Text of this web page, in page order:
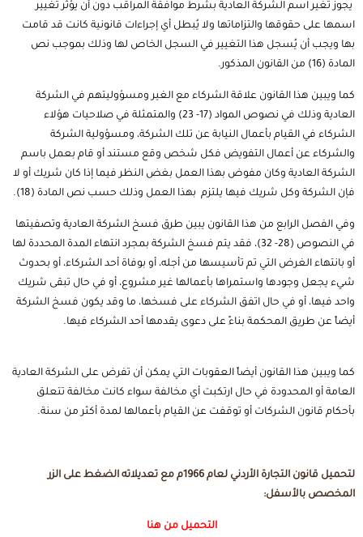
يجوز تغير اسم الشركة العادية بشرط موافقة المراقب دون أن يؤثر تغيير
اسمها على حقوقها والتزاماتها ولا يُبطل أي إجراءات قانونية كانت قد قامت
بها ويجب أن يُسجل هذا التغيير في السجل الخاص لها وذلك بموجب نص
المادة (16) من القانون المذكور.
كما ويبين هذا القانون علاقة الشركاء مع الغير ومسؤوليتهم في الشركة
العادية وذلك في نصوص المواد (17- 23) والمتمثلة في صلاحيات هؤلاء
الشركاء في القيام بأعمال النيابة عن تلك الشركة، ومسؤولية الشركة
والشركاء عن أعمال التفويض فكل شخص وقع مستند أو قام بعمل باسم
الشركة العادية وكان مفوض بهذا العمل بغض النظر فيما إذا كان شريك أو لا
فإن الشركة وكل شريك فيها يلتزم بهذا العمل وذلك حسب نص المادة (18).
وفي الفصل الرابع من هذا القانون يبين طرق فسخ الشركة العادية وتصفيتها
في النصوص (28- 32)، فقد يتم فسخ الشركة بمجرد انتهاء المدة المحددة لها
أو بانتهاء الغرض التي تم تأسيسها من أجله، أو بوفاة أحد الشركاء، أو بحدوث
شيء يجعل وجودها واستمراها بأعمالها غير مشروع، أو في حال تبقى شريك
واحد فيها، أو في حال اتفق الشركاء على فسخها، ما وقد يكون فسخ الشركة
أيضاً عن طريق المحكمة بناءً على دعوى يقدمها أحد الشركاء فيها.
كما ويبين هذا القانون أيضاً العقوبات التي يمكن أن تفرض على الشركة العادية
العامة أو المحدودة في حال ارتكبت أي مخالفة سواء كانت مخالفة تتعلق
بأحكام قانون الشركات أو توقفت عن القيام بأعمالها لمدة أكثر من سنة.
لتحميل قانون التجارة الأردني لعام 1966م مع تعديلاته الضغط على الزر
المخصص بالأسفل:
التحميل من هنا